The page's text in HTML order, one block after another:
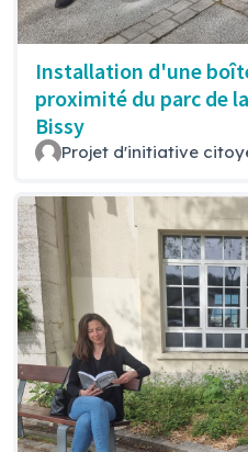
Installation d'une
proximité du parc de
Bissy
Projet d'initiative